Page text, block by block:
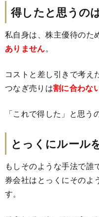
得したと思うの
私自身は、株主優待のた
ありません。
コストと差し引きで考え
つなぎ売りは割に合わな
「これで得した」と思う
とっくにルール
もしそのような手法で誰
券会社はとっくにそのよ
す。